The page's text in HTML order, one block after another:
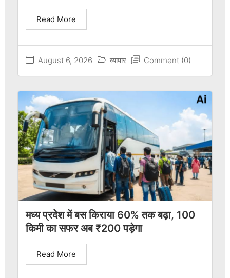
August 6, 2026 व्यापार Comment (0)
Read More
मध्य प्रदेश में बस किराया 60% तक बढ़ा, 100
किमी का सफर अब ₹200 पड़ेगा
Read More